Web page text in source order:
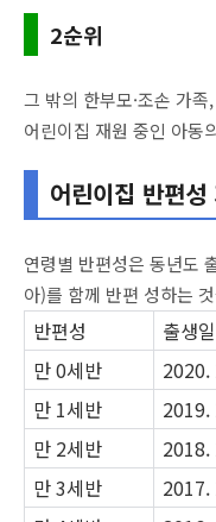
2순위
그 밖의 한부모·조손 가
어린이집 재원 중인 아동
어린이집 반편성
연령별 반편성은 동년도
아)를 함께 반편 성하는
반편성
출생
만 0세반
2020.
만 1세반
2019.
만 2세반
2018.
만 3세반
2017.